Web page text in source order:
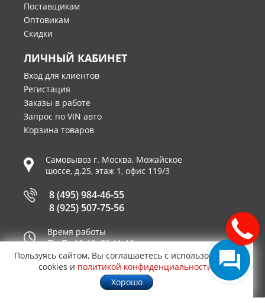
Поставщикам
Оптовикам
Скидки
ЛИЧНЫЙ КАБИНЕТ
Вход для клиентов
Регистация
Заказы в работе
Запрос по VIN авто
Корзина товаров
Самовывоз г. Москва, Можайское
шоссе, д.25, этаж 1, офис 119/3
8 (495) 984-46-55
8 (925) 507-75-56
Время работы
Пн-Пт 10-19, Сб 11-16
Принимаем к оплате
Пользуясь сайтом, Вы соглашаетесь с использованием
cookies и политикой конфиденциальности
Хорошо